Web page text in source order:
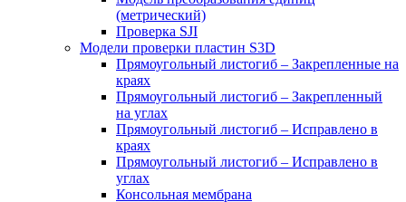
(метрический)
Проверка SJI
Модели проверки пластин S3D
Прямоугольный листогиб – Закрепленные на
краях
Прямоугольный листогиб – Закрепленный
на углах
Прямоугольный листогиб – Исправлено в
краях
Прямоугольный листогиб – Исправлено в
углах
Консольная мембрана